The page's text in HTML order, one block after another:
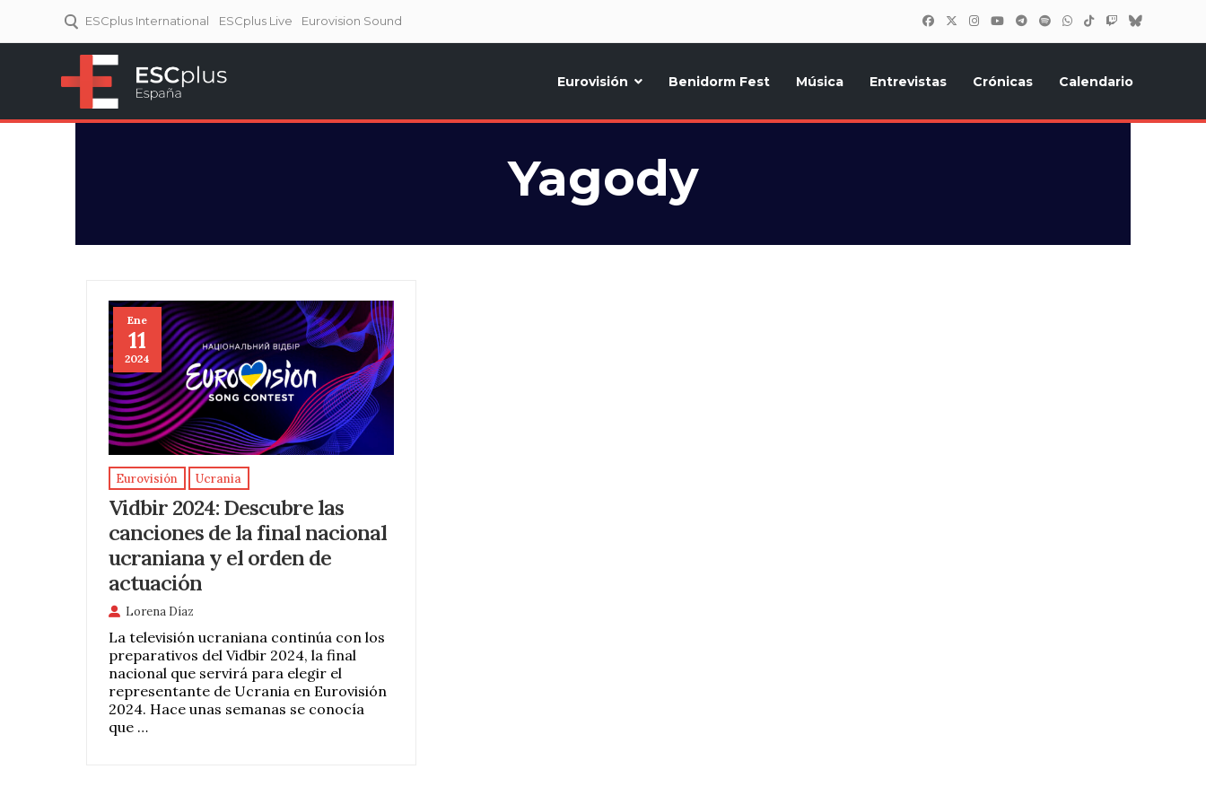
ESCplus International ESCplus Live Eurovision Sound
Eurovisión Benidorm Fest Música Entrevistas Crónicas Calendario
Yagody
Ene
11
2024
Eurovisión Ucrania
Vidbir 2024: Descubre las
canciones de la final nacional
ucraniana y el orden de
actuación
Lorena Díaz
La televisión ucraniana continúa con los
preparativos del Vidbir 2024, la final
nacional que servirá para elegir el
representante de Ucrania en Eurovisión
2024. Hace unas semanas se conocía
que …